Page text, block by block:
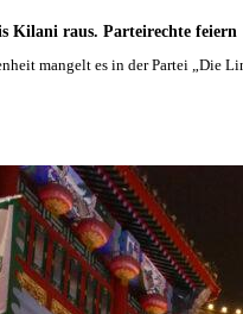
Kilani raus. Parteirechte feiern
mangelt es in der Partei „Die